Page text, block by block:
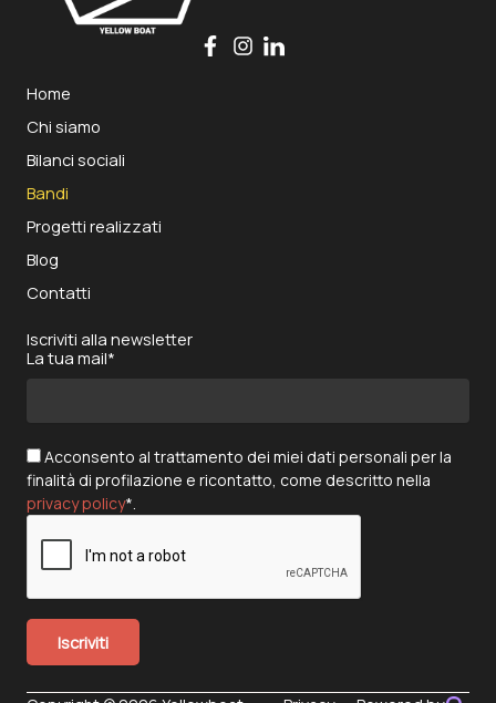
Home
Chi siamo
Bilanci sociali
Bandi
Progetti realizzati
Blog
Contatti
Iscriviti alla newsletter
La tua mail*
Acconsento al trattamento dei miei dati personali per la
finalità di profilazione e ricontatto, come descritto nella
privacy policy*.